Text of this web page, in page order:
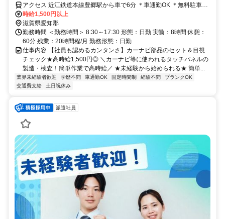
アクセス 近江鉄道本線豊郷駅から車で6分 ＊車通勤OK ＊無料駐車場
あり
時給1,500円以上
滋賀県愛知郡
勤務時間 ＜勤務時間＞ 8:30～17:30 形態：日勤 実働：8時間 休憩：
60分 残業：20時間程/月 勤務形態：日勤
仕事内容 【社員も認めるカンタンさ】カーナビ部品のセット＆目視
チェック★高時給1,500円◎ ＼カーナビ等に使われるタッチパネルの
製造・検査！簡単作業で高時給／ ★未経験から始められる★ 簡単...
業界未経験者歓迎 学歴不問 車通勤OK 固定時間制 経験不問
ブランクOK
交通費支給
土日祝休み
派遣社員